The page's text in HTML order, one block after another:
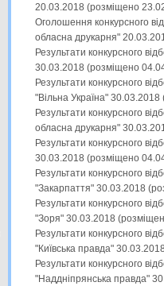
20.03.2018 (розміщено
Оголошення конкурсного
обласна друкарня"
Результати конкурсного
30.03.2018 (розміщено
Результати конкурсного
"Вільна Україна"
Результати конкурсного
обласна друкарня"
Результати конкурсного
30.03.2018 (розміщено
Результати конкурсного
"Закарпаття" 30.03.2018
Результати конкурсного
"Зоря" 30.03.2018
Результати конкурсного
"Київська правда"
Результати конкурсного
"Наддніпрянська правда"